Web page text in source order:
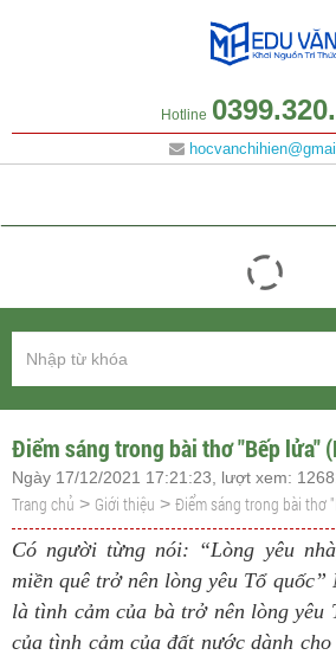
Hotline
Điểm sáng trong bài thơ "Bếp lửa"
Ngày 17/12/2021 17:21:23, lượt xem:
Trang chủ > Giới thiệu > Điểm sáng trong bài thơ
Có người từng nói: “Lòng yêu
miền quê trở nên lòng yêu Tổ
là tình cảm của bà trở nên lòng yêu
của tình cảm của đất nước dành